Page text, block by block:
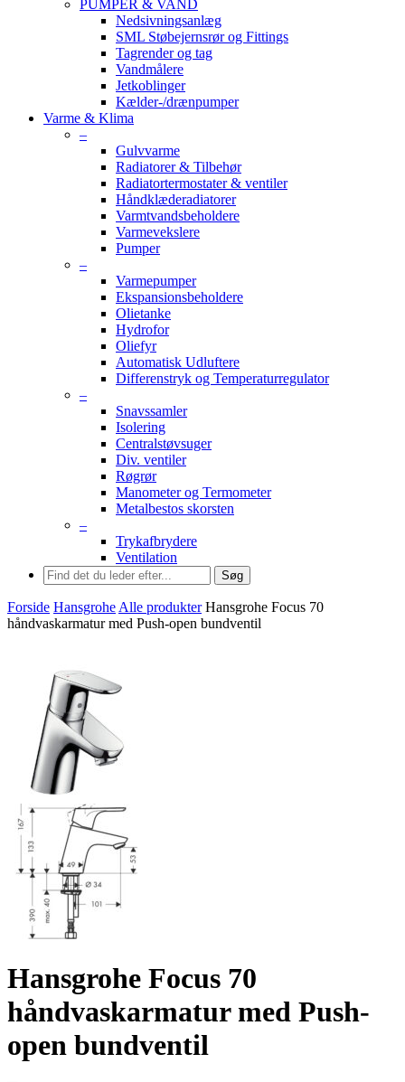
PUMPER & VAND
Nedsivningsanlæg
SML Støbejernsrør og Fittings
Tagrender og tag
Vandmålere
Jetkoblinger
Kælder-/drænpumper
Varme & Klima
–
Gulvvarme
Radiatorer & Tilbehør
Radiatortermostater & ventiler
Håndklæderadiatorer
Varmtvandsbeholdere
Varmevekslere
Pumper
–
Varmepumper
Ekspansionsbeholdere
Olietanke
Hydrofor
Oliefyr
Automatisk Udluftere
Differenstryk og Temperaturregulator
–
Snavssamler
Isolering
Centralstøvsuger
Div. ventiler
Røgrør
Manometer og Termometer
Metalbestos skorsten
–
Trykafbrydere
Ventilation
Søg
Forside Hansgrohe Alle produkter Hansgrohe Focus 70
håndvaskarmatur med Push-open bundventil
Hansgrohe Focus 70
håndvaskarmatur med Push-
open bundventil